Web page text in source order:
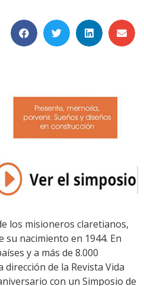
los misioneros claretianos,
su nacimiento en 1944. En
y a más de 8.000
de la Revista Vida
con un Simposio de